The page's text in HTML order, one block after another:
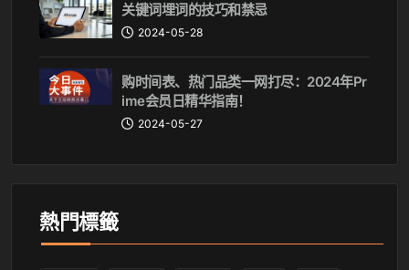
关键词埋词的技巧和禁忌
2024-05-28
购时间表、热门品类一网打尽：2024年Pr
ime会员日精华指南！
2024-05-27
熱門標籤